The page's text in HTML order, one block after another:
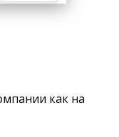
как на